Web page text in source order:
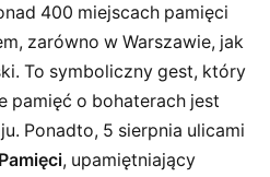
400 miejscach pamięci
zarówno w Warszawie, jak
To symboliczny gest, który
pamięć o bohaterach jest
Ponadto, 5 sierpnia ulicami
, upamiętniający